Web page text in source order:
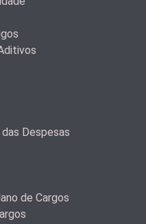
Despesas
de Cargos